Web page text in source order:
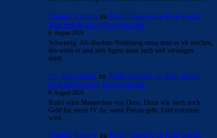
orangezuRodri-Transfer zu Real stockt: Jetzt mischt
auch Barcelona mit
6. August 2026
Ich habe eher ein Problem mit seinem Gehalt und man
munkelt, er sei kein einfacher Charakter. Wenn alles stimmt